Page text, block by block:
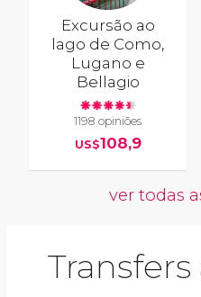
Excursão ao
lago de Como,
Lugano e
Bellagio
1198 opiniões
US$108,9
ver todas